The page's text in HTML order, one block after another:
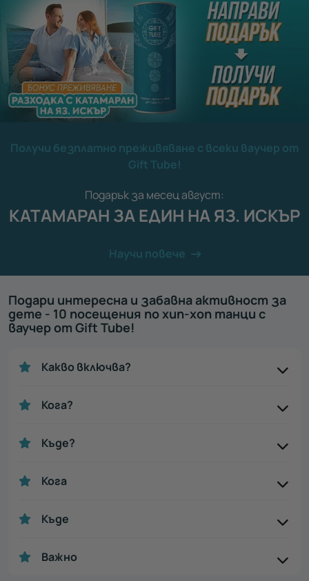
Получи безплатно преживяване с всеки ваучер от
Gift Tube!
Подарък за месец август:
КАТАМАРАН ЗА ЕДИН НА ЯЗ. ИСКЪР
Научи повече
Подари интересна и забавна активност за
дете - 10 посещения по хип-хоп танци с
ваучер от Gift Tube!
Какво включва?
Кога?
Къде?
Кога
Къде
Важно